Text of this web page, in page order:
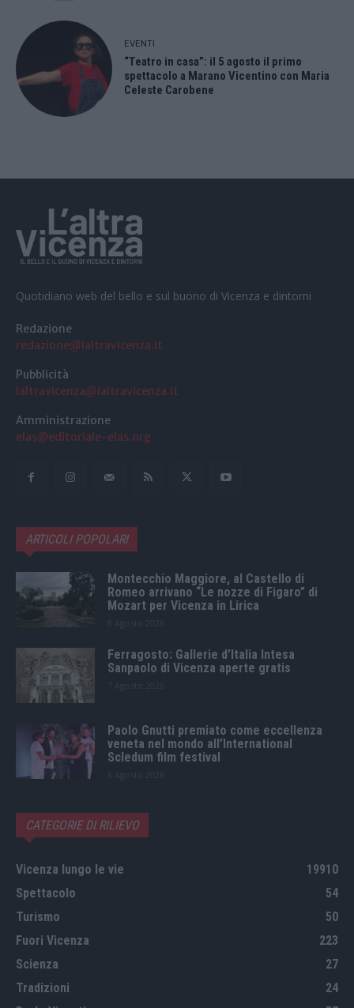
EVENTI
“Teatro in casa”: il 5 agosto il primo
spettacolo a Marano Vicentino con Maria
Celeste Carobene
Quotidiano web del bello e sul buono di Vicenza e dintorni
Redazione
redazione@laltravicenza.it
Pubblicità
laltravicenza@laltravicenza.it
Amministrazione
elas@editoriale-elas.org
ARTICOLI POPOLARI
Montecchio Maggiore, al Castello di
Romeo arrivano “Le nozze di Figaro” di
Mozart per Vicenza in Lirica
Ferragosto: Gallerie d’Italia Intesa
Sanpaolo di Vicenza aperte gratis
Paolo Gnutti premiato come eccellenza
veneta nel mondo all’International
Scledum film festival
CATEGORIE DI RILIEVO
Vicenza lungo le vie
19910
Spettacolo
54
Turismo
50
Fuori Vicenza
223
Scienza
27
Tradizioni
24